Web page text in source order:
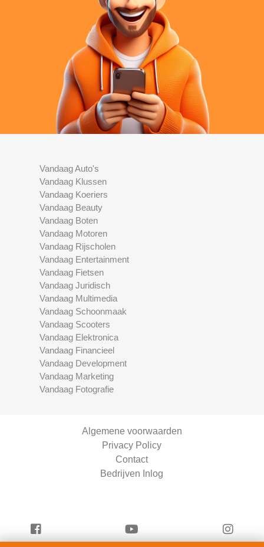
Vandaag Auto's
Vandaag Klussen
Vandaag Koeriers
Vandaag Beauty
Vandaag Boten
Vandaag Motoren
Vandaag Rijscholen
Vandaag Entertainment
Vandaag Fietsen
Vandaag Juridisch
Vandaag Multimedia
Vandaag Schoonmaak
Vandaag Scooters
Vandaag Elektronica
Vandaag Financieel
Vandaag Development
Vandaag Marketing
Vandaag Fotografie
Algemene voorwaarden
Privacy Policy
Contact
Bedrijven Inlog